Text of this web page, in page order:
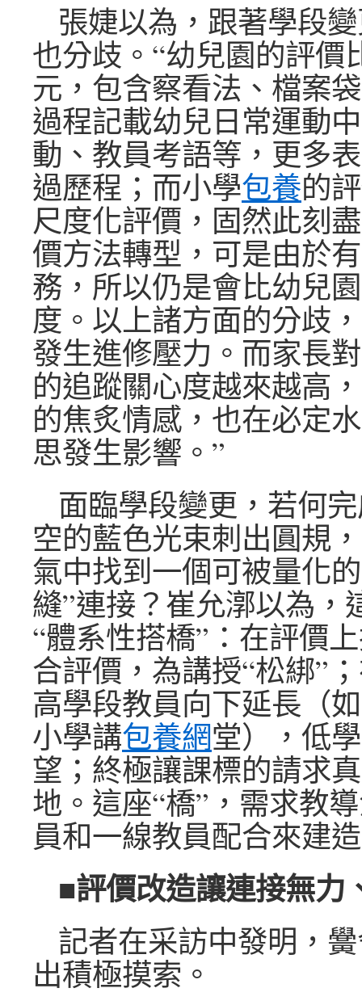
張婕以為，跟著學段
也分歧。“幼兒園的評價
元，包含察看法、檔案
過程記載幼兒日常運動
動、教員考語等，更多
過歷程；而小學包養的
尺度化評價，固然此刻
價方法轉型，可是由於
務，所以仍是會比幼兒
度。以上諸方面的分歧
發生進修壓力。而家長
的追蹤關心度越來越高
的焦炙情感，也在必定
思發生影響。”
面臨學段變更，若何
空的藍色光束刺出圓規
氣中找到一個可被量化
縫”連接？崔允漷以為，
“體系性搭橋”：在評價
合評價，為講授“松綁”
高學段教員向下延長（
小學講包養網堂），低
望；終極讓課標的請求
地。這座“橋”，需求教
員和一線教員配合來建
■評價改造讓連接無力
記者在采訪中發明，
出積極摸索。